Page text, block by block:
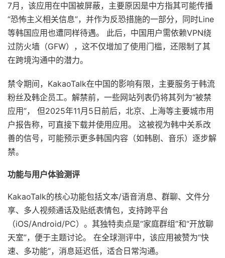
7月，该应用在中国被屏蔽，主要原因是中方指其可能传播
“恐怖主义相关信息”，并作为反恐措施的一部分，同时Line
等韩国应用也遭同样待遇。 此后，中国用户需依赖VPN绕
过防火墙（GFW），这不仅增加了使用门槛，还限制了其
在跨境沟通中的潜力。
禁令期间，KakaoTalk在中国的影响有限，主要服务于韩流
粉丝及韩企员工。解禁前，一些网站列表仍将其列为“被禁
应用”， 但2025年11月5日前后，北京、上海等主要城市用
户报告称，可直接下载并使用应用。 这被视为韩中关系改
善的信号，可能预示更多韩国内容（如韩剧、音乐）逐步解
禁。
功能与用户体验测评
KakaoTalk的核心功能包括文本/语音消息、群聊、文件分
享、多人视频通话及贴纸表情包，支持跨平台
（iOS/Android/PC）。其独特卖点是“家庭群组”和“开放聊
天室”，便于主题讨论。 在全球测评中，该应用被赞为“快
速、多功能”，消息延迟低，适合日常沟通。